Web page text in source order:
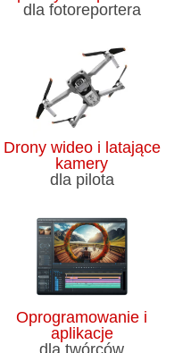
dla fotoreportera
Drony wideo i latające
kamery
dla pilota
Oprogramowanie i
aplikacje
dla twórców